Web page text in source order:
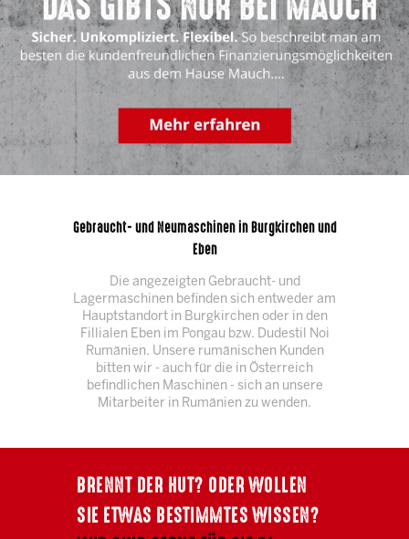
Gebraucht- und Neumaschinen in Burgkirchen und
Eben
Die angezeigten Gebraucht- und
Lagermaschinen befinden sich entweder am
Hauptstandort in Burgkirchen oder in den
Fillialen Eben im Pongau bzw. Dudestil Noi
Rumänien. Unsere rumänischen Kunden
bitten wir - auch für die in Österreich
befindlichen Maschinen - sich an unsere
Mitarbeiter in Rumänien zu wenden.
BRENNT DER HUT? ODER WOLLEN
SIE ETWAS BESTIMMTES WISSEN?